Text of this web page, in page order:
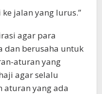
jalan yang lurus.”
agar para
dan berusaha untuk
aturan yang
agar selalu
aturan yang ada